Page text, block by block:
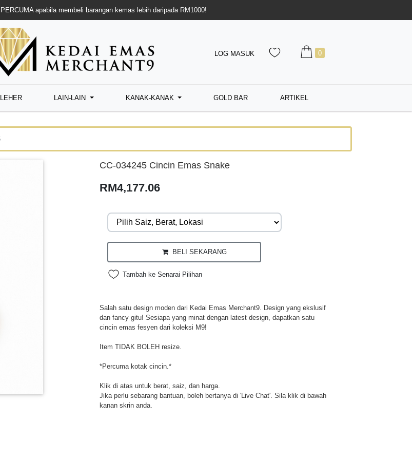
apabila membeli barangan kemas lebih daripada RM1000!
LOG MASUK 0
LAIN-LAIN KANAK-KANAK GOLD BAR ARTIKEL
CC-034245 Cincin Emas Snake
RM4,177.06
BELI SEKARANG
Tambah ke Senarai Pilihan
Salah satu design moden dari Kedai Emas Merchant9. Design yang ekslusif
dan fancy gitu! Sesiapa yang minat dengan latest design, dapatkan satu
cincin emas fesyen dari koleksi M9!
Item TIDAK BOLEH resize.
*Percuma kotak cincin.*
Klik di atas untuk berat, saiz, dan harga.
Jika perlu sebarang bantuan, boleh bertanya di 'Live Chat'. Sila klik di bawah
kanan skrin anda.